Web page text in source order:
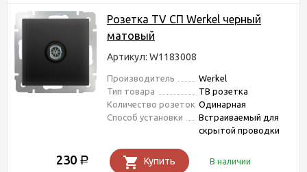
Розетка TV СП Werkel черный
матовый
Артикул: W1183008
Производитель
Werkel
Тип товара
ТВ розетка
Количество розеток Одинарная
Способ установки
Встраиваемый для
скрытой проводки
230 Р Купить В наличии